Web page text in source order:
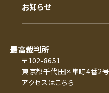
お知らせ
最高裁判所
〒102-8651
東京都千代田区隼町4番2号
アクセスはこちら